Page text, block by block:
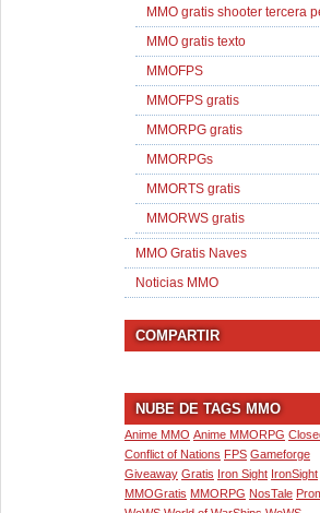
MMO gratis shooter tercera
MMO gratis texto
MMOFPS
MMOFPS gratis
MMORPG gratis
MMORPGs
MMORTS gratis
MMORWS gratis
MMO Gratis Naves
Noticias MMO
COMPARTIR
NUBE DE TAGS MMO
Anime MMO Anime MMORPG
Conflict of Nations FPS Gameforge
Giveaway Gratis Iron Sight IronSight
MMOGratis MMORPG NosTale